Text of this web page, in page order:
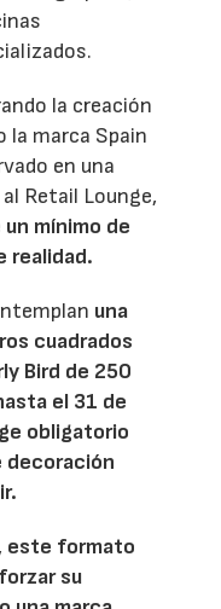
la creación
la marca Spain
en una
Retail Lounge,
mínimo de
realidad.
una
cuadrados
Bird de 250
el 31 de
obligatorio
decoración
este formato
su